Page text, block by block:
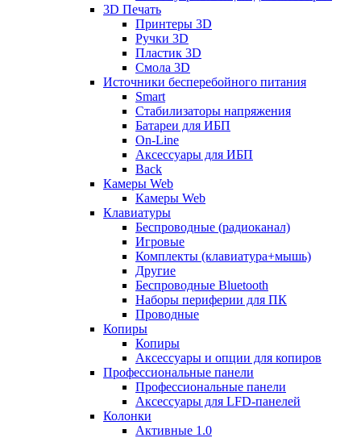
3D Печать
Принтеры 3D
Ручки 3D
Пластик 3D
Смола 3D
Источники бесперебойного питания
Smart
Стабилизаторы напряжения
Батареи для ИБП
On-Line
Аксессуары для ИБП
Back
Камеры Web
Камеры Web
Клавиатуры
Беспроводные (радиоканал)
Игровые
Комплекты (клавиатура+мышь)
Другие
Беспроводные Bluetooth
Наборы периферии для ПК
Проводные
Копиры
Копиры
Аксессуары и опции для копиров
Профессиональные панели
Профессиональные панели
Аксессуары для LFD-панелей
Колонки
Активные 1.0